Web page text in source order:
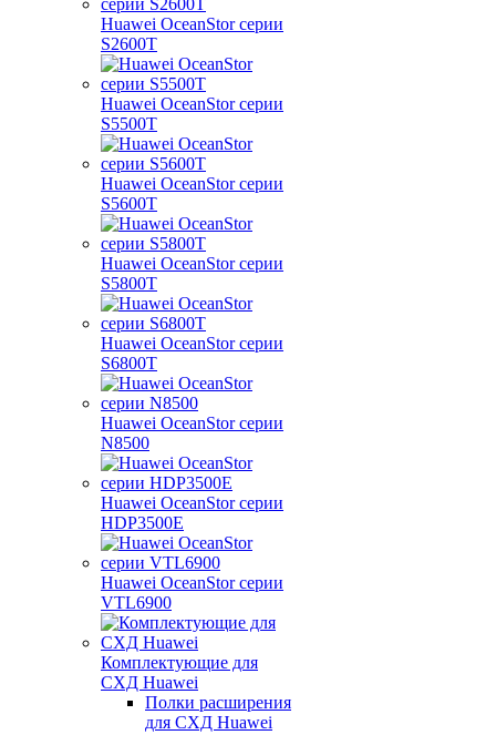
Huawei OceanStor серии
S2600T
Huawei OceanStor серии
S5500T
Huawei OceanStor серии
S5600T
Huawei OceanStor серии
S5800T
Huawei OceanStor серии
S6800T
Huawei OceanStor серии
N8500
Huawei OceanStor серии
HDP3500E
Huawei OceanStor серии
VTL6900
Комплектующие для
СХД Huawei
Полки расширения
для СХД Huawei